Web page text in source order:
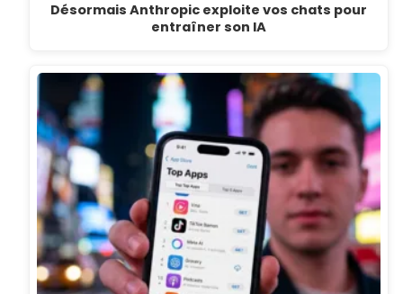
Désormais Anthropic exploite vos chats pour
entraîner son IA